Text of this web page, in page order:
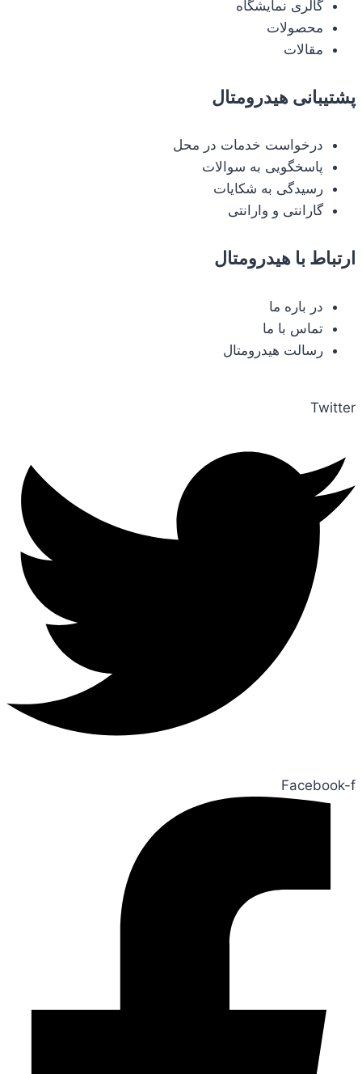
گالری نمایشگاه
محصولات
مقالات
پشتیبانی هیدرومتال
درخواست خدمات در محل
پاسخگویی به سوالات
رسیدگی به شکایات
گارانتی و وارانتی
ارتباط با هیدرومتال
در باره ما
تماس با ما
رسالت هیدرومتال
Twitter
Facebook-f